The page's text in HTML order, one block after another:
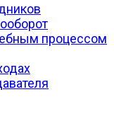
процессом